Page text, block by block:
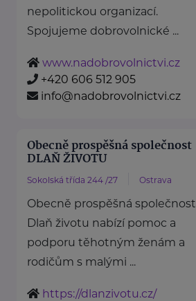
nepolitickou organizací.
Spojujeme dobrovolnické ...
www.nadobrovolnictvi.cz
+420 606 512 905
info@nadobrovolnictvi.cz
Obecně prospěšná společnost
DLAŇ ŽIVOTU
Sokolská třída 244 /27 Ostrava
Obecně prospěšná společnost
Dlaň životu nabízí pomoc a
podporu těhotným ženám a
rodičům s malými ...
https://dlanzivotu.cz/